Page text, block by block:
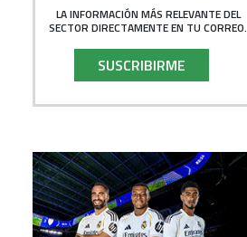
LA INFORMACIÓN MÁS RELEVANTE DEL
SECTOR DIRECTAMENTE EN TU CORREO.
SUSCRIBIRME